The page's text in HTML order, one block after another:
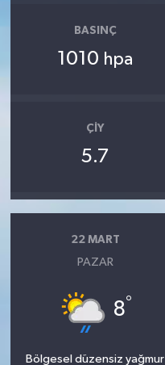
BASINÇ
1010 hpa
ÇIY
5.7
22 MART
PAZAR
8°
Bölgesel düzensiz yağmur